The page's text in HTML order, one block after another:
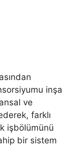
inşa
ve
farklı
işbölümünü
bir sistem